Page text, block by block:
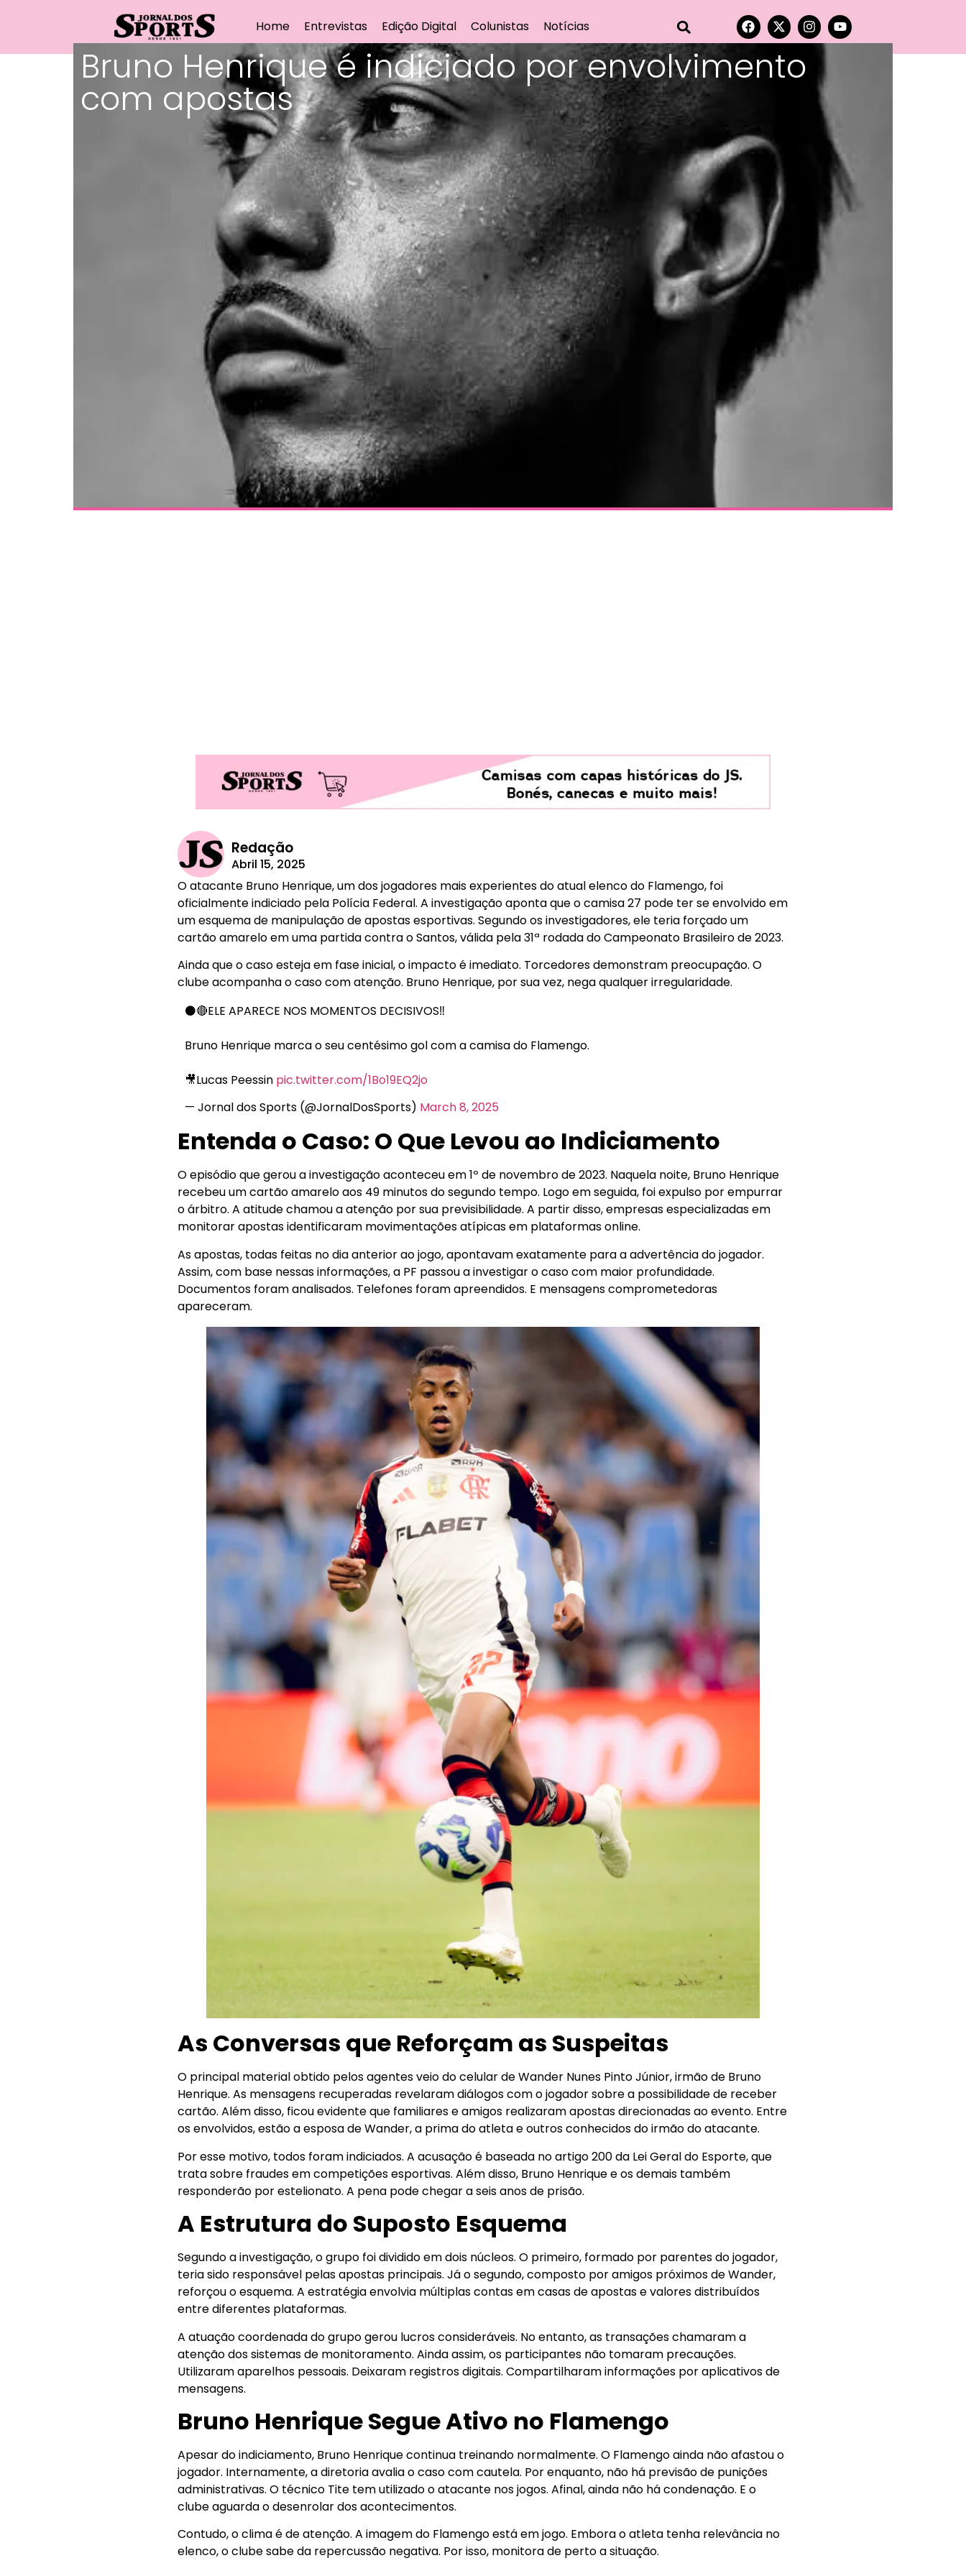
Home Entrevistas Edição Digital Colunistas Notícias
Bruno Henrique é indiciado por envolvimento
com apostas
Redação
Abril 15, 2025
O atacante Bruno Henrique, um dos jogadores mais experientes do atual elenco do Flamengo, foi
oficialmente indiciado pela Polícia Federal. A investigação aponta que o camisa 27 pode ter se envolvido em
um esquema de manipulação de apostas esportivas. Segundo os investigadores, ele teria forçado um
cartão amarelo em uma partida contra o Santos, válida pela 31ª rodada do Campeonato Brasileiro de 2023.
Ainda que o caso esteja em fase inicial, o impacto é imediato. Torcedores demonstram preocupação. O
clube acompanha o caso com atenção. Bruno Henrique, por sua vez, nega qualquer irregularidade.
⚫️🔴ELE APARECE NOS MOMENTOS DECISIVOS‼️
Bruno Henrique marca o seu centésimo gol com a camisa do Flamengo.
🎥Lucas Peessin pic.twitter.com/1Bo19EQ2jo
— Jornal dos Sports (@JornalDosSports) March 8, 2025
Entenda o Caso: O Que Levou ao Indiciamento
O episódio que gerou a investigação aconteceu em 1º de novembro de 2023. Naquela noite, Bruno Henrique
recebeu um cartão amarelo aos 49 minutos do segundo tempo. Logo em seguida, foi expulso por empurrar
o árbitro. A atitude chamou a atenção por sua previsibilidade. A partir disso, empresas especializadas em
monitorar apostas identificaram movimentações atípicas em plataformas online.
As apostas, todas feitas no dia anterior ao jogo, apontavam exatamente para a advertência do jogador.
Assim, com base nessas informações, a PF passou a investigar o caso com maior profundidade.
Documentos foram analisados. Telefones foram apreendidos. E mensagens comprometedoras
apareceram.
As Conversas que Reforçam as Suspeitas
O principal material obtido pelos agentes veio do celular de Wander Nunes Pinto Júnior, irmão de Bruno
Henrique. As mensagens recuperadas revelaram diálogos com o jogador sobre a possibilidade de receber
cartão. Além disso, ficou evidente que familiares e amigos realizaram apostas direcionadas ao evento. Entre
os envolvidos, estão a esposa de Wander, a prima do atleta e outros conhecidos do irmão do atacante.
Por esse motivo, todos foram indiciados. A acusação é baseada no artigo 200 da Lei Geral do Esporte, que
trata sobre fraudes em competições esportivas. Além disso, Bruno Henrique e os demais também
responderão por estelionato. A pena pode chegar a seis anos de prisão.
A Estrutura do Suposto Esquema
Segundo a investigação, o grupo foi dividido em dois núcleos. O primeiro, formado por parentes do jogador,
teria sido responsável pelas apostas principais. Já o segundo, composto por amigos próximos de Wander,
reforçou o esquema. A estratégia envolvia múltiplas contas em casas de apostas e valores distribuídos
entre diferentes plataformas.
A atuação coordenada do grupo gerou lucros consideráveis. No entanto, as transações chamaram a
atenção dos sistemas de monitoramento. Ainda assim, os participantes não tomaram precauções.
Utilizaram aparelhos pessoais. Deixaram registros digitais. Compartilharam informações por aplicativos de
mensagens.
Bruno Henrique Segue Ativo no Flamengo
Apesar do indiciamento, Bruno Henrique continua treinando normalmente. O Flamengo ainda não afastou o
jogador. Internamente, a diretoria avalia o caso com cautela. Por enquanto, não há previsão de punições
administrativas. O técnico Tite tem utilizado o atacante nos jogos. Afinal, ainda não há condenação. E o
clube aguarda o desenrolar dos acontecimentos.
Contudo, o clima é de atenção. A imagem do Flamengo está em jogo. Embora o atleta tenha relevância no
elenco, o clube sabe da repercussão negativa. Por isso, monitora de perto a situação.